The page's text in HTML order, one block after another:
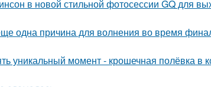
в новой стильной фотосессии GQ для
одна причина для волнения во время
уникальный момент - крошечная полёвка в